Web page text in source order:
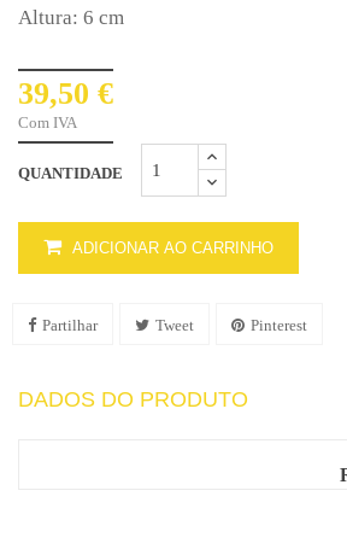
Altura: 6 cm
39,50 €
Com IVA
QUANTIDADE
ADICIONAR AO CARRINHO
Partilhar Tweet Pinterest
DADOS DO PRODUTO